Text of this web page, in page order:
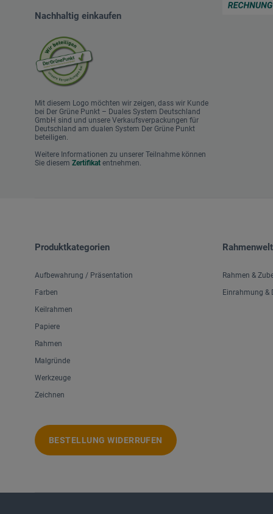
Nachhaltig einkaufen
Mit diesem Logo möchten wir zeigen, dass wir Kunde
bei Der Grüne Punkt – Duales System Deutschland
GmbH sind und unsere Verkaufsverpackungen für
Deutschland am dualen System Der Grüne Punkt
beteiligen.
Weitere Informationen zu unserer Teilnahme können
Sie diesem Zertifikat entnehmen.
Produktkategorien
Aufbewahrung / Präsentation
Farben
Keilrahmen
Papiere
Rahmen
Malgründe
Werkzeuge
Zeichnen
BESTELLUNG WIDERRUFEN
Rahmenwelt
Rahmen &
Einrahmung &